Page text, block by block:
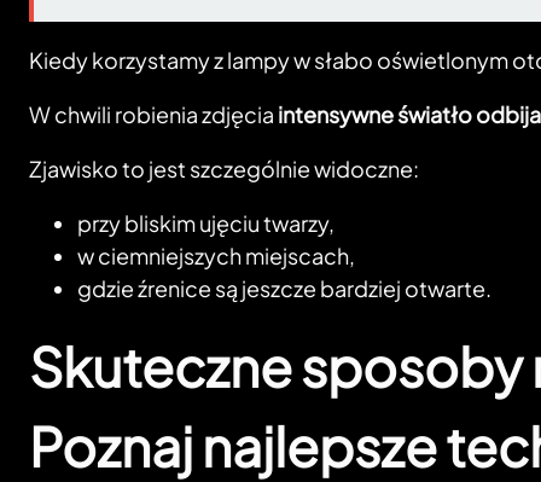
Kiedy korzystamy z lampy w słabo oświetlonym
W chwili robienia zdjęcia intensywne światło
Zjawisko to jest szczególnie widoczne:
przy bliskim ujęciu twarzy,
w ciemniejszych miejscach,
gdzie źrenice są jeszcze bardziej otwarte.
Skuteczne sposoby
Poznaj najlepsze